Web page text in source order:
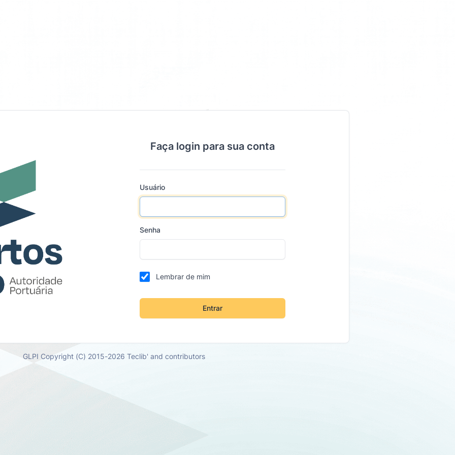
Faça login para sua conta
Usuário
Senha
Lembrar de mim
Entrar
GLPI Copyright (C) 2015-2026 Teclib' and contributors